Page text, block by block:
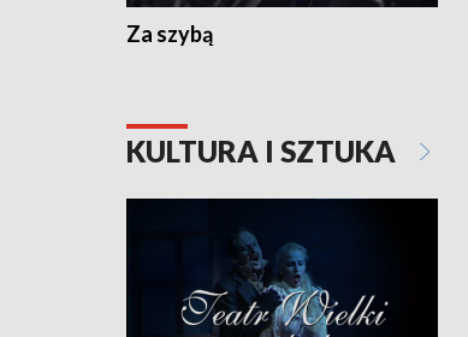
Za szybą
KULTURA I SZTUKA